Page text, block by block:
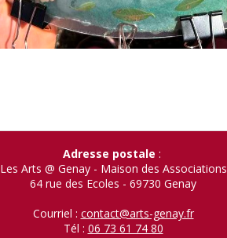
Adresse postale :
Les Arts @ Genay - Maison des Associations
64 rue des Ecoles - 69730 Genay
Courriel : contact@arts-genay.fr
Tél : 06 73 61 74 80